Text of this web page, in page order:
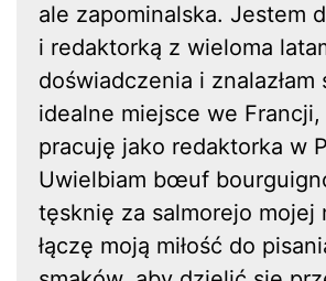
ale zapominalska. Jestem
i redaktorką z wieloma
doświadczenia i znalazłam
idealne miejsce we
pracuję jako redaktorka w
Uwielbiam bœuf
tęsknię za salmorejo mojej
łączę moją miłość do